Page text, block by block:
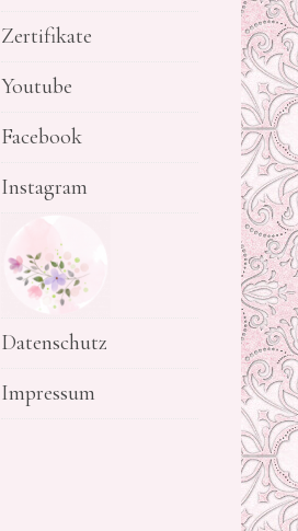
Zertifikate
Youtube
Facebook
Instagram
Datenschutz
Impressum